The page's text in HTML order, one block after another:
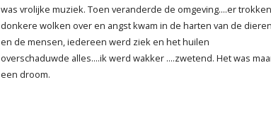
was vrolijke muziek. Toen veranderde de omgeving....er trokken
donkere wolken over en angst kwam in de harten van de dieren
en de mensen, iedereen werd ziek en het huilen
overschaduwde alles....ik werd wakker ....zwetend. Het was
een droom.